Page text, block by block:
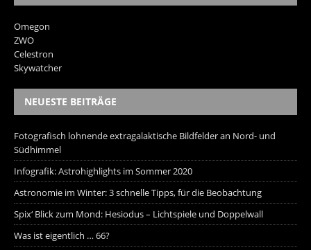
Omegon
ZWO
Celestron
Skywatcher
NEUESTE BEITRÄGE
Fotografisch lohnende extragalaktische Bildfelder an Nord- und
Südhimmel
Infografik: Astrohighlights im Sommer 2020
Astronomie im Winter: 3 schnelle Tipps, für die Beobachtung
Spix‘ Blick zum Mond: Hesiodus – Lichtspiele und Doppelwall
Was ist eigentlich … 66?